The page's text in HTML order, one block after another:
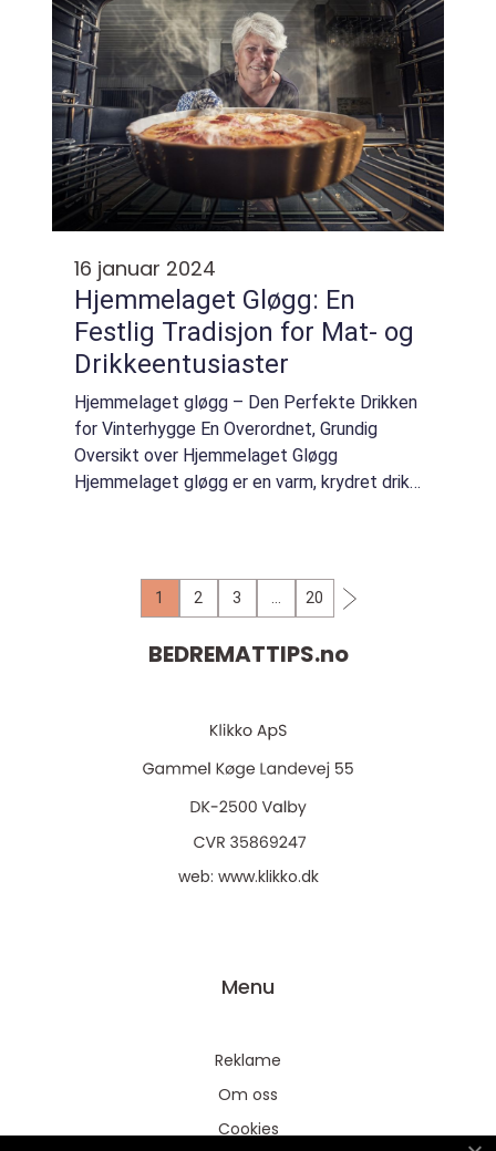
16 januar 2024
Hjemmelaget Gløgg: En
Festlig Tradisjon for Mat- og
Drikkeentusiaster
Hjemmelaget gløgg – Den Perfekte Drikken
for Vinterhygge En Overordnet, Grundig
Oversikt over Hjemmelaget Gløgg
Hjemmelaget gløgg er en varm, krydret drikk
1 2 3 20
BEDREMATTIPS.no
web: www.klikko.dk
Menu
Reklame
Om oss
Cookies